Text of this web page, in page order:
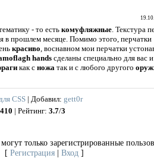
- то естькомуфляжные. Текстура
в прошлем месяце. Помимо этого, перчатки
красиво, воснавном мои перчатки
hands сделаны специально для вас
как с ножа так и с любого другого
CSS | Добавил: gett0r
410 | Рейтинг: 3.7/3
только зарегистрированные
[ Регистрация | Вход ]